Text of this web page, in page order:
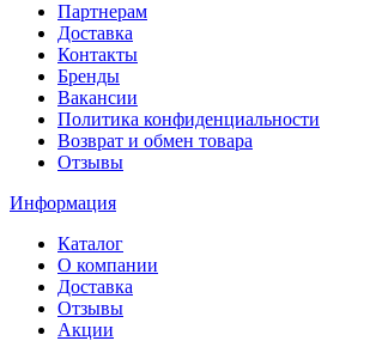
Партнерам
Доставка
Контакты
Бренды
Вакансии
Политика конфиденциальности
Возврат и обмен товара
Отзывы
Информация
Каталог
О компании
Доставка
Отзывы
Акции